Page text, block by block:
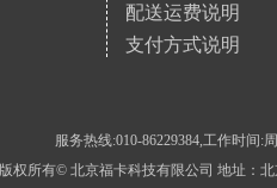
配送运费说明
支付方式说明
服务热线:010-86229384,工作时间:
版权所有© 北京福卡科技有限公司 地址：